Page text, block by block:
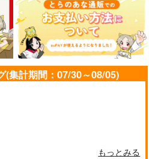
(集計期間：07/30～08/05)
もっとみる